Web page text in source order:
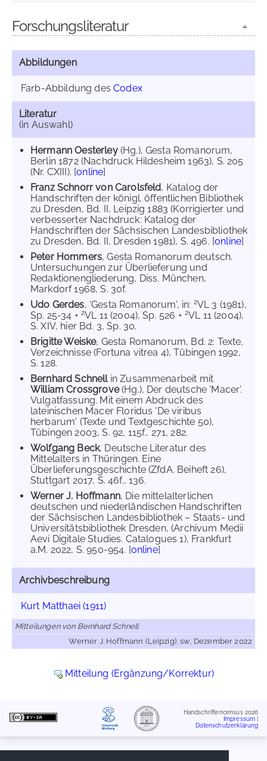
Forschungsliteratur
Abbildungen
Farb-Abbildung desCodex
Literatur
(in Auswahl)
Hermann Oesterley (Hg.), Gesta Romanorum,
Berlin 1872 (Nachdruck Hildesheim 1963), S. 205
(Nr. CXIII). [online]
Franz Schnorr von Carolsfeld, Katalog der
Handschriften der königl. öffentlichen Bibliothek
zu Dresden, Bd. II, Leipzig 1883 (Korrigierter und
verbesserter Nachdruck: Katalog der
Handschriften der Sächsischen Landesbibliothek
zu Dresden, Bd. II, Dresden 1981), S. 496. [online]
Peter Hommers, Gesta Romanorum deutsch.
Untersuchungen zur Überlieferung und
Redaktionengliederung, Diss. München,
Markdorf 1968, S. 30f.
Udo Gerdes, 'Gesta Romanorum', in: 2VL 3 (1981),
Sp. 25-34 + 2VL 11 (2004), Sp. 526 + 2VL 11 (2004),
S. XIV, hier Bd. 3, Sp. 30.
Brigitte Weiske, Gesta Romanorum, Bd. 2: Texte,
Verzeichnisse (Fortuna vitrea 4), Tübingen 1992,
S. 128.
Bernhard Schnellin Zusammenarbeit mit
William Crossgrove(Hg.), Der deutsche 'Macer'.
Vulgatfassung. Mit einem Abdruck des
lateinischen Macer Floridus 'De viribus
herbarum' (Texte und Textgeschichte 50),
Tübingen 2003, S. 92, 115f., 271, 282.
Wolfgang Beck, Deutsche Literatur des
Mittelalters in Thüringen. Eine
Überlieferungsgeschichte (ZfdA. Beiheft 26),
Stuttgart 2017, S. 46f., 136.
Werner J. Hoffmann, Die mittelalterlichen
deutschen und niederländischen Handschriften
der Sächsischen Landesbibliothek – Staats- und
Universitätsbibliothek Dresden, (Archivum Medii
Aevi Digitale Studies. Catalogues 1), Frankfurt
a.M. 2022, S. 950-954. [online]
Archivbeschreibung
Kurt Matthaei (1911)
Mitteilungen von Bernhard Schnell
Werner J. Hoffmann (Leipzig), sw, Dezember 2022
Mitteilung (Ergänzung/Korrektur)
Handschriftencensus 2026
Impressum
Datenschutzerklärung